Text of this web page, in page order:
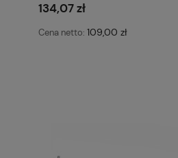
134,07 zł
Cena netto: 109,00 zł